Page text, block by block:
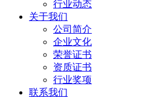
行业动态
关于我们
公司简介
企业文化
荣誉证书
资质证书
行业奖项
联系我们